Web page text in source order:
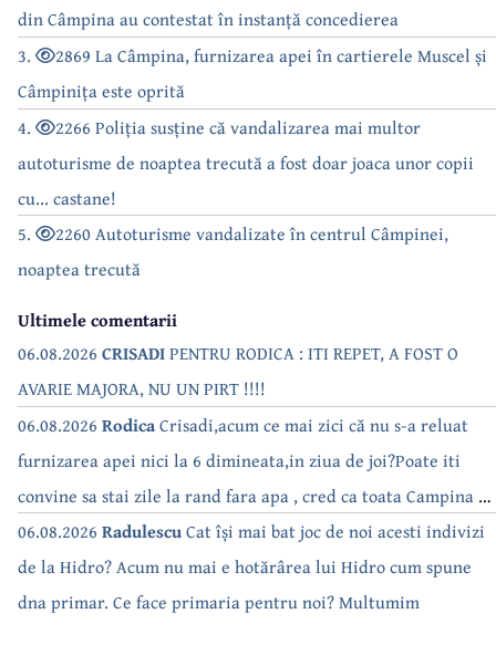
din Câmpina au contestat în instanță concedierea
3.
2869 La Câmpina, furnizarea apei în cartierele Muscel și
Câmpinița este oprită
4.
2266 Poliția susține că vandalizarea mai multor
autoturisme de noaptea trecută a fost doar joaca unor copii
cu... castane!
5.
2260 Autoturisme vandalizate în centrul Câmpinei,
noaptea trecută
Ultimele comentarii
06.08.2026 CRISADIPENTRU RODICA : ITI REPET, A FOST O
AVARIE MAJORA, NU UN PIRT !!!!
06.08.2026 RodicaCrisadi,acum ce mai zici că nu s-a reluat
furnizarea apei nici la 6 dimineata,in ziua de joi?Poate iti
convine sa stai zile la rand fara apa , cred ca toata Campina s-
a săturat de cate ori se tot oprește apa!!
06.08.2026 RadulescuCat își mai bat joc de noi acesti indivizi
de la Hidro? Acum nu mai e hotărârea lui Hidro cum spune
dna primar. Ce face primaria pentru noi? Multumim